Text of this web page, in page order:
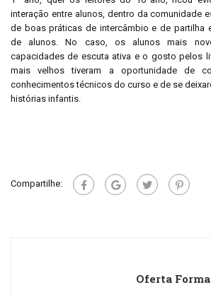
interação entre alunos, dentro da comunidade
de boas práticas de intercâmbio e de partilha
de alunos. No caso, os alunos mais
capacidades de escuta ativa e o gosto pelos
mais velhos tiveram a oportunidade de
conhecimentos técnicos do curso e de se
histórias infantis.
Compartilhe:
Oferta